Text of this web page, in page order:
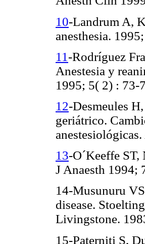
10-Landrum A,
anesthesia.
11 -Rodríguez
Anestesia y
1995; 5( 2) : 73-
12-Desmeules
geriátrico.
13-O´Keeffe
J Anaesth 1994;
14-Musunuru
disease.
Livingstone.
15-Paterniti S,